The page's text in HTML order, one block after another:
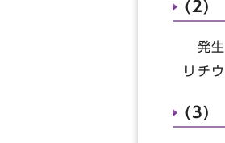
(2)
発生
リチ
(3)